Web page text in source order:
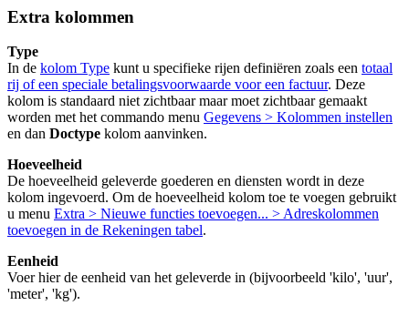
Extra kolommen
Type
In de kolom Type kunt u specifieke rijen definiëren zoals een totaal
rij of een speciale betalingsvoorwaarde voor een factuur. Deze
kolom is standaard niet zichtbaar maar moet zichtbaar gemaakt
worden met het commando menu Gegevens > Kolommen instellen
en dan Doctype kolom aanvinken.
Hoeveelheid
De hoeveelheid geleverde goederen en diensten wordt in deze
kolom ingevoerd. Om de hoeveelheid kolom toe te voegen gebruikt
u menu Extra > Nieuwe functies toevoegen... > Adreskolommen
toevoegen in de Rekeningen tabel.
Eenheid
Voer hier de eenheid van het geleverde in (bijvoorbeeld 'kilo', 'uur',
'meter', 'kg').